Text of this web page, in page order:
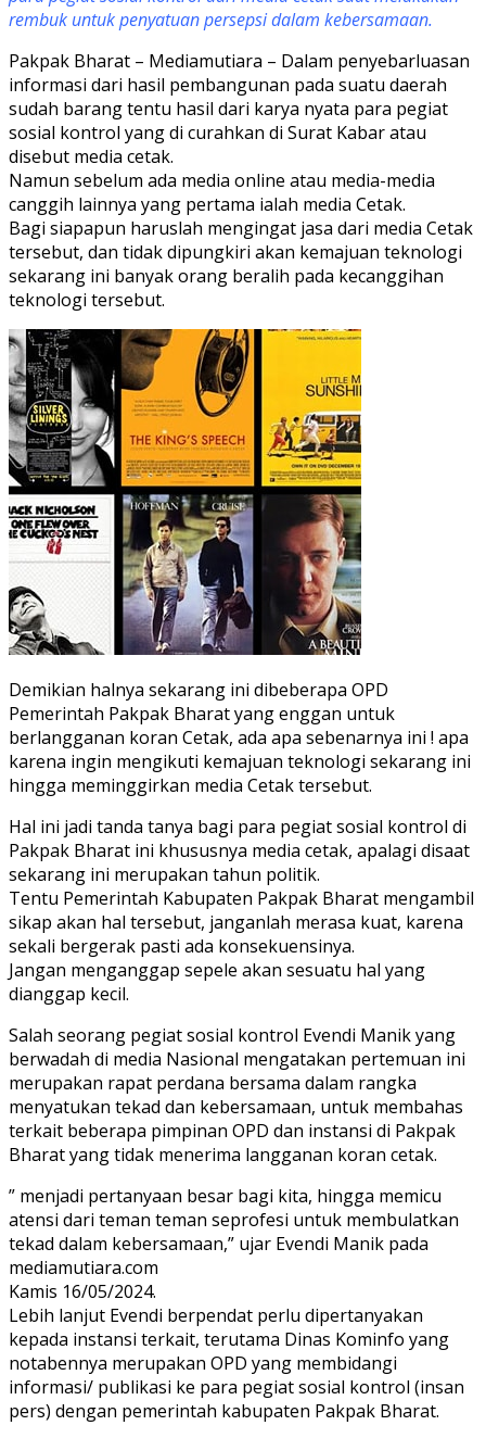
rembuk untuk penyatuan persepsi dalam kebersamaan.
Pakpak Bharat – Mediamutiara – Dalam penyebarluasan
informasi dari hasil pembangunan pada suatu daerah
sudah barang tentu hasil dari karya nyata para pegiat
sosial kontrol yang di curahkan di Surat Kabar atau
disebut media cetak.
Namun sebelum ada media online atau media-media
canggih lainnya yang pertama ialah media Cetak.
Bagi siapapun haruslah mengingat jasa dari media Cetak
tersebut, dan tidak dipungkiri akan kemajuan teknologi
sekarang ini banyak orang beralih pada kecanggihan
teknologi tersebut.
Demikian halnya sekarang ini dibeberapa OPD
Pemerintah Pakpak Bharat yang enggan untuk
berlangganan koran Cetak, ada apa sebenarnya ini ! apa
karena ingin mengikuti kemajuan teknologi sekarang ini
hingga meminggirkan media Cetak tersebut.
Hal ini jadi tanda tanya bagi para pegiat sosial kontrol di
Pakpak Bharat ini khususnya media cetak, apalagi disaat
sekarang ini merupakan tahun politik.
Tentu Pemerintah Kabupaten Pakpak Bharat mengambil
sikap akan hal tersebut, janganlah merasa kuat, karena
sekali bergerak pasti ada konsekuensinya.
Jangan menganggap sepele akan sesuatu hal yang
dianggap kecil.
Salah seorang pegiat sosial kontrol Evendi Manik yang
berwadah di media Nasional mengatakan pertemuan ini
merupakan rapat perdana bersama dalam rangka
menyatukan tekad dan kebersamaan, untuk membahas
terkait beberapa pimpinan OPD dan instansi di Pakpak
Bharat yang tidak menerima langganan koran cetak.
” menjadi pertanyaan besar bagi kita, hingga memicu
atensi dari teman teman seprofesi untuk membulatkan
tekad dalam kebersamaan,” ujar Evendi Manik pada
mediamutiara.com
Kamis 16/05/2024.
Lebih lanjut Evendi berpendat perlu dipertanyakan
kepada instansi terkait, terutama Dinas Kominfo yang
notabennya merupakan OPD yang membidangi
informasi/ publikasi ke para pegiat sosial kontrol (insan
pers) dengan pemerintah kabupaten Pakpak Bharat.